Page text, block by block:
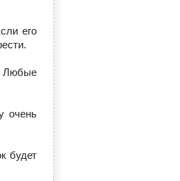
его
Любые
очень
будет